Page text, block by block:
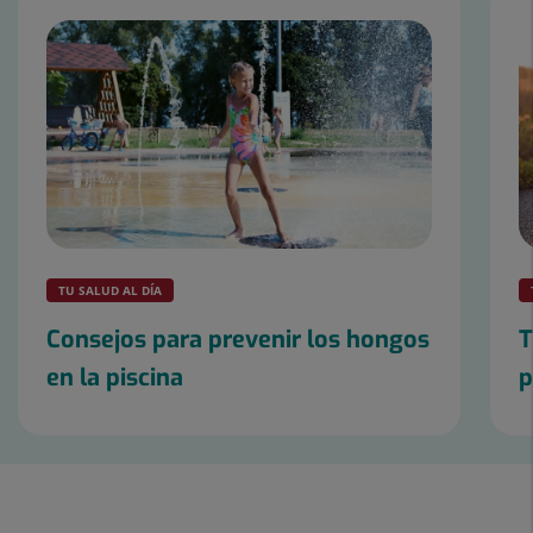
controls
lliscants:
TU SALUD AL DÍA
Consejos para prevenir los hongos
en la piscina